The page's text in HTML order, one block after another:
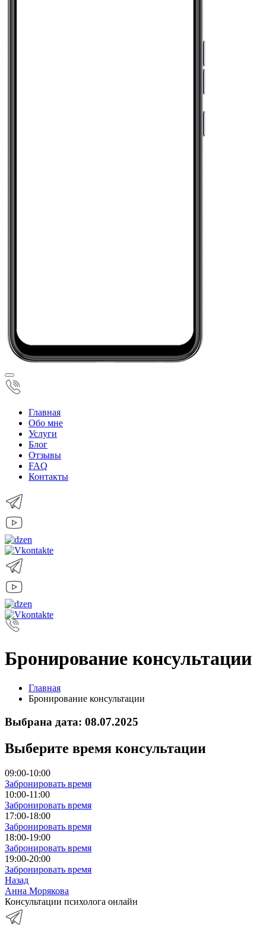
Главная
Обо мне
Услуги
Блог
Отзывы
FAQ
Контакты
Бронирование консультации
Главная
Бронирование консультации
Выбрана дата: 08.07.2025
Выберите время консультации
09:00-10:00
Забронировать время
10:00-11:00
Забронировать время
17:00-18:00
Забронировать время
18:00-19:00
Забронировать время
19:00-20:00
Забронировать время
Назад
Анна Морякова
Консультации психолога онлайн